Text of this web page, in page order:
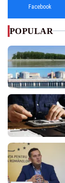
Facebook
POPULAR